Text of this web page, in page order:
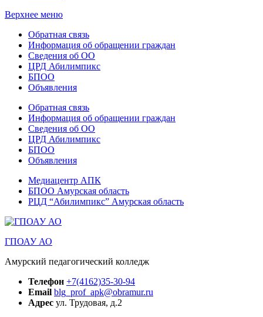
Верхнее меню
Обратная связь
Информация об обращении граждан
Сведения об ОО
ЦРД Абилимпикс
БПОО
Объявления
Обратная связь
Информация об обращении граждан
Сведения об ОО
ЦРД Абилимпикс
БПОО
Объявления
Медиацентр АПК
БПОО Амурская область
РЦД “Абилимпикс” Амурская область
ГПОАУ АО
Амурский педагогический колледж
Телефон +7(4162)35-30-94
Email blg_prof_apk@obramur.ru
Адрес ул. Трудовая, д.2